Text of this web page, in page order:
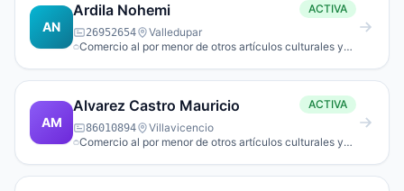
AN
Ardila Nohemi ACTIVA
26952654
Valledupar
Comercio al por menor de otros artículos culturales y
AM
Alvarez Castro Mauricio ACTIVA
86010894
Villavicencio
Comercio al por menor de otros artículos culturales y